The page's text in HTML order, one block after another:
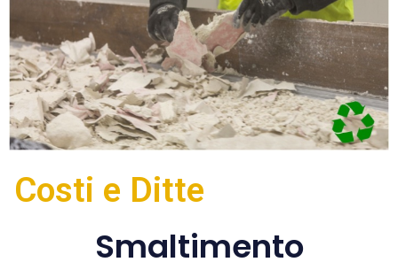
Costi e Ditte
Smaltimento